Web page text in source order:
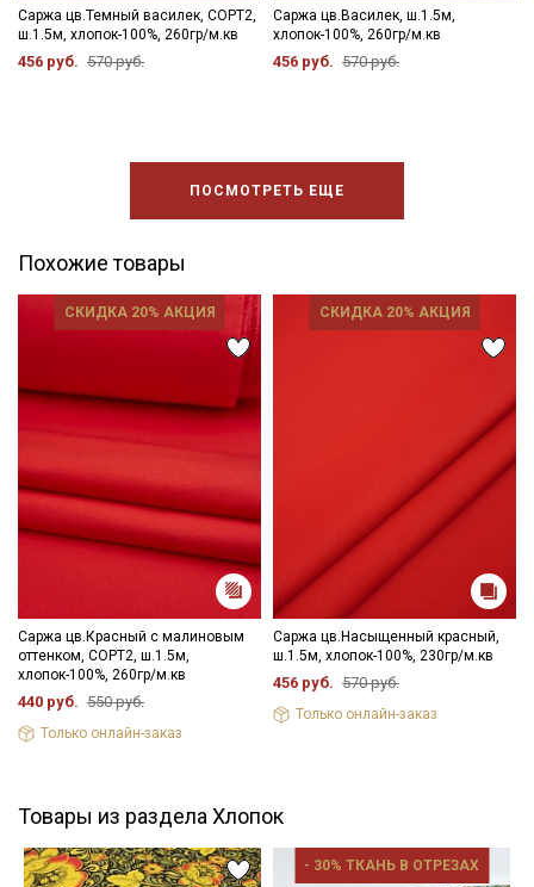
Саржа цв.Темный василек, СОРТ2,
ш.1.5м, хлопок-100%, 260гр/м.кв
456 руб. 570 руб.
Саржа цв.Василек, ш.1.5м,
хлопок-100%, 260гр/м.кв
456 руб. 570 руб.
ПОСМОТРЕТЬ ЕЩЕ
Похожие товары
СКИДКА 20% АКЦИЯ
Саржа цв.Красный с малиновым
оттенком, СОРТ2, ш.1.5м,
хлопок-100%, 260гр/м.кв
440 руб. 550 руб.
Только онлайн-заказ
СКИДКА 20% АКЦИЯ
Саржа цв.Насыщенный красный,
ш.1.5м, хлопок-100%, 230гр/м.кв
456 руб. 570 руб.
Только онлайн-заказ
Товары из раздела Хлопок
- 30% ТКАНЬ В ОТРЕЗАХ